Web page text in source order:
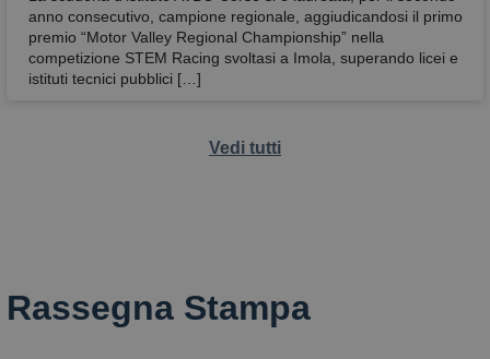
anno consecutivo, campione regionale, aggiudicandosi il primo
premio “Motor Valley Regional Championship” nella
competizione STEM Racing svoltasi a Imola, superando licei e
istituti tecnici pubblici […]
Vedi tutti
Rassegna Stampa